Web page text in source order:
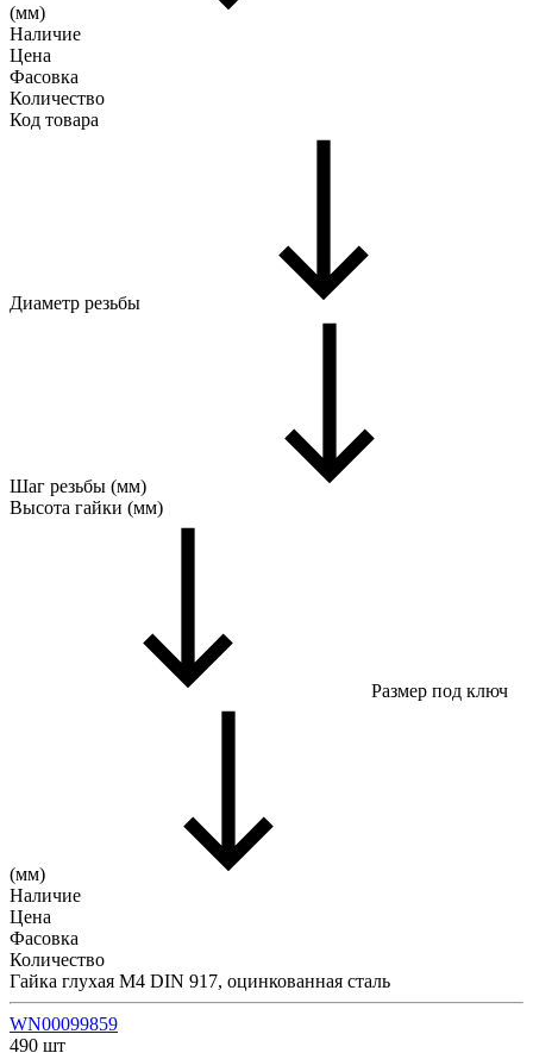
(мм)
Наличие
Цена
Фасовка
Количество
Код товара
Диаметр резьбы
Шаг резьбы (мм)
Высота гайки (мм)
Размер под ключ
(мм)
Наличие
Цена
Фасовка
Количество
Гайка глухая М4 DIN 917, оцинкованная сталь
WN00099859
490 шт